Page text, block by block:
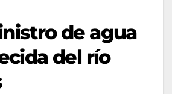
de agua
del río